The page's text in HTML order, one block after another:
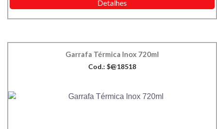
Detalhes
Garrafa Térmica Inox 720ml
Cod.: $@18518